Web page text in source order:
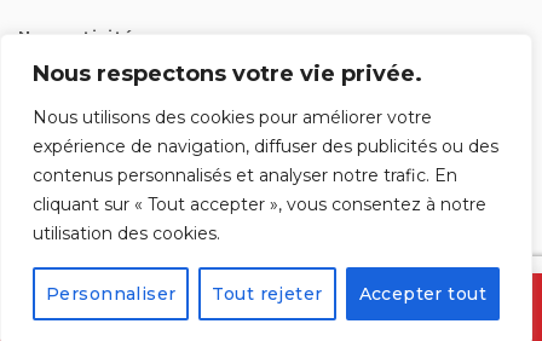
Nous respectons votre vie privée.
Nous utilisons des cookies pour améliorer votre
expérience de navigation, diffuser des publicités ou des
contenus personnalisés et analyser notre trafic. En
cliquant sur « Tout accepter », vous consentez à notre
utilisation des cookies.
Personnaliser Tout rejeter Accepter tout
Nos activités
Aventure
Détente
Par équipe
Soirée
Sport mécanique
Propulsé par Globalize Digital Agency
contact@seminaire-ski.com